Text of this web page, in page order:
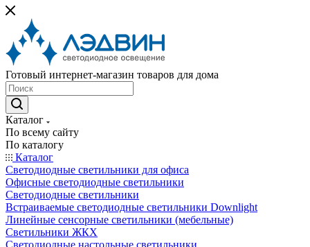
Готовый интернет-магазин товаров для дома
Каталог
По всему сайту
По каталогу
Каталог
Светодиодные светильники для офиса
Офисные светодиодные светильники
Светодиодные светильники
Встраиваемые светодиодные светильники Downlight
Линейные сенсорные светильники (мебельные)
Светильники ЖКХ
Светодиодные настольные светильники